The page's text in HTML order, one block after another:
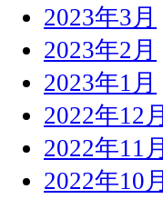
2023年3月
2023年2月
2023年1月
2022年12月
2022年11月
2022年10月